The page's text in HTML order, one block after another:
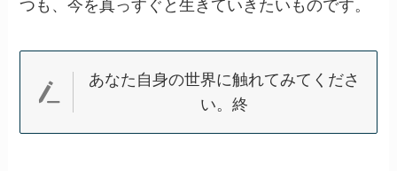
つも、今を真っすぐと生きていきたいものです。
あなた自身の世界に触れてみてくださ
い。終